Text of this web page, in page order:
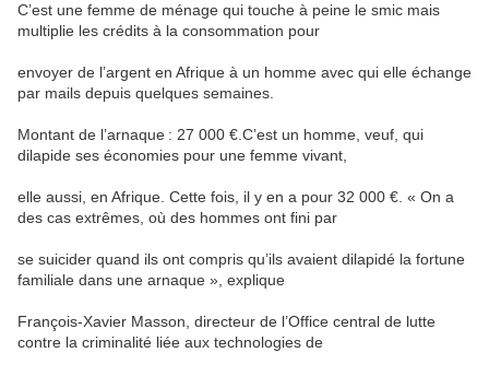
C’est une femme de ménage qui touche à peine le smic mais
multiplie les crédits à la consommation pour
envoyer de l’argent en Afrique à un homme avec qui elle échange
par mails depuis quelques semaines.
Montant de l’arnaque : 27 000 €.C’est un homme, veuf, qui
dilapide ses économies pour une femme vivant,
elle aussi, en Afrique. Cette fois, il y en a pour 32 000 €. « On a
des cas extrêmes, où des hommes ont fini par
se suicider quand ils ont compris qu’ils avaient dilapidé la fortune
familiale dans une arnaque », explique
François-Xavier Masson, directeur de l’Office central de lutte
contre la criminalité liée aux technologies de